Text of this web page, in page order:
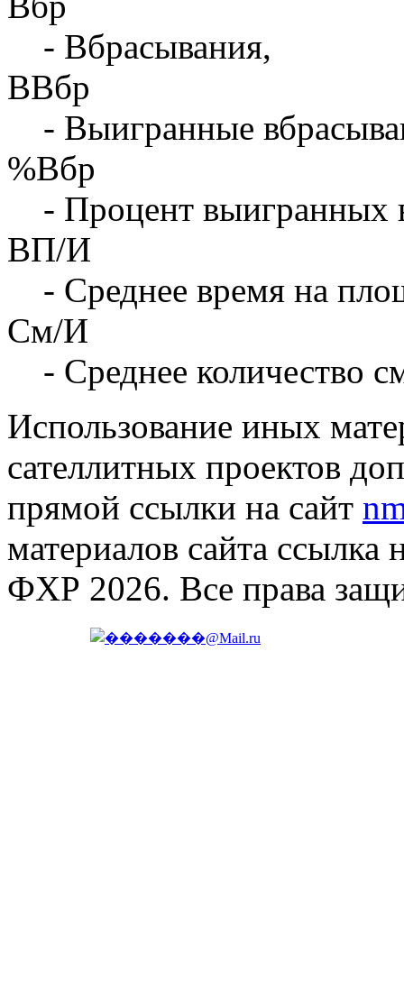
- Вбрасывания,
ВВбр
- Выигранные
%Вбр
- Процент выигранных
ВП/И
- Среднее время на
См/И
- Среднее количество
Использование иных
сателлитных проектов
прямой ссылки на сайт
материалов сайта ссылка
ФХР 2026. Все права